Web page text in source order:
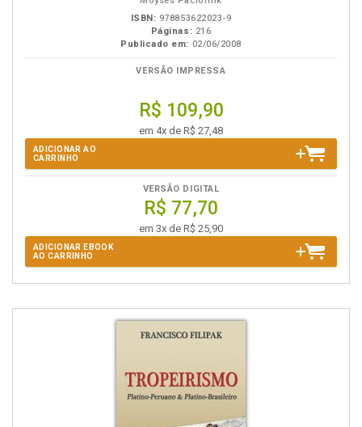
ISBN: 978853622023-9
Páginas: 216
Publicado em: 02/06/2008
VERSÃO IMPRESSA
R$ 109,90
em 4x de R$ 27,48
ADICIONAR AO
CARRINHO
VERSÃO DIGITAL
R$ 77,70
em 3x de R$ 25,90
ADICIONAR EBOOK
AO CARRINHO